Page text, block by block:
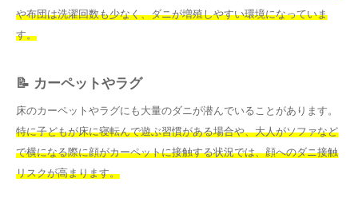
や布団は洗濯回数も少なく、ダニが増殖しやすい環境になっていま
す。
📝 カーペットやラグ
床のカーペットやラグにも大量のダニが潜んでいることがあります。
特に子どもが床に寝転んで遊ぶ習慣がある場合や、大人がソファなど
で横になる際に顔がカーペットに接触する状況では、顔へのダニ接触
リスクが高まります。